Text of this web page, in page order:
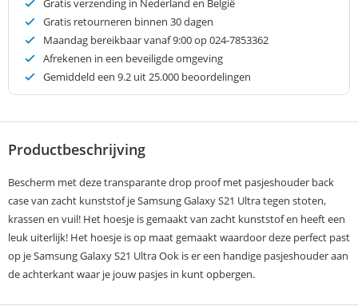
Gratis verzending in Nederland en België
Gratis retourneren binnen 30 dagen
Maandag bereikbaar vanaf 9:00 op 024-7853362
Afrekenen in een beveiligde omgeving
Gemiddeld een 9.2 uit 25.000 beoordelingen
Productbeschrijving
Bescherm met deze transparante drop proof met pasjeshouder back
case van zacht kunststof je Samsung Galaxy S21 Ultra tegen stoten,
krassen en vuil! Het hoesje is gemaakt van zacht kunststof en heeft een
leuk uiterlijk! Het hoesje is op maat gemaakt waardoor deze perfect past
op je Samsung Galaxy S21 Ultra Ook is er een handige pasjeshouder aan
de achterkant waar je jouw pasjes in kunt opbergen.